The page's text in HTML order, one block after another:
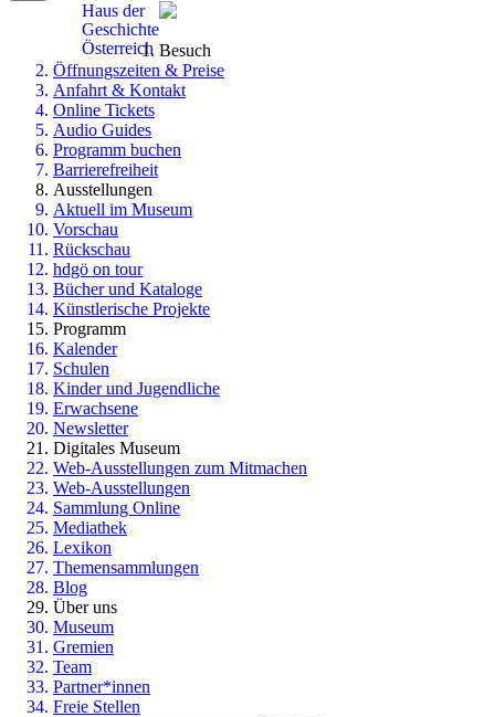
Haus der
Geschichte
Österreich Besuch
Öffnungszeiten & Preise
Anfahrt & Kontakt
Online Tickets
Audio Guides
Programm buchen
Barrierefreiheit
Ausstellungen
Aktuell im Museum
Vorschau
Rückschau
hdgö on tour
Bücher und Kataloge
Künstlerische Projekte
Programm
Kalender
Schulen
Kinder und Jugendliche
Erwachsene
Newsletter
Digitales Museum
Web-Ausstellungen zum Mitmachen
Web-Ausstellungen
Sammlung Online
Mediathek
Lexikon
Themensammlungen
Blog
Über uns
Museum
Gremien
Team
Partner*innen
Freie Stellen